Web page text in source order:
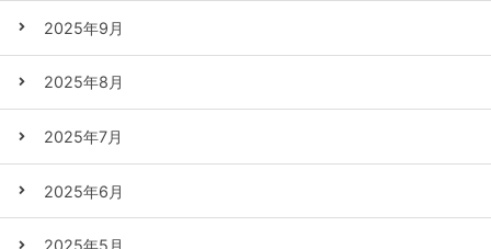
2025年9月
2025年8月
2025年7月
2025年6月